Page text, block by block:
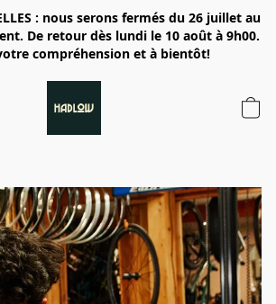
: nous serons fermés du 26 juillet au
De retour dès lundi le 10 août à 9h00.
compréhension et à bientôt!